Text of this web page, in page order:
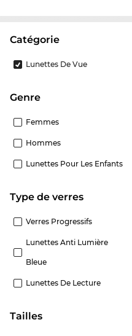
Catégorie
Lunettes De Vue
Genre
Femmes
Hommes
Lunettes Pour Les Enfants
Type de verres
Verres Progressifs
Lunettes Anti Lumière
Bleue
Lunettes De Lecture
Tailles